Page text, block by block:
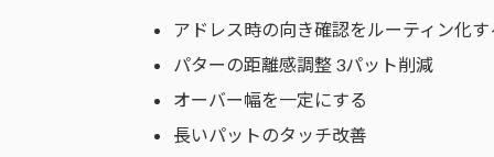
アドレス時の向き確認をルーティン化す
パターの距離感調整 3パット削減
オーバー幅を一定にする
長いパットのタッチ改善